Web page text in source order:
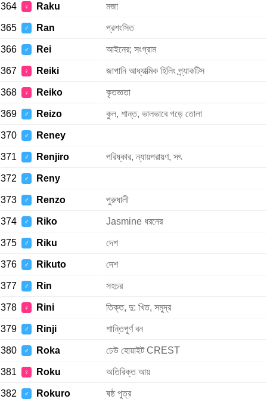
364 ♀ Raku মজা
365 ♂ Ran প্রশংসিত
366 ♂ Rei আইনের; সংগ্রাম
367 ♀ Reiki জাপানি আধ্যাত্মিক হিলিং প্র্যাকটিস
368 ♀ Reiko কৃতজ্ঞতা
369 ♂ Reizo কুল, শান্ত, ভালভাবে গড়ে তোলা
370 ♂ Reney
371 ♂ Renjiro পরিষ্কার, ন্যায়পরায়ণ, সৎ
372 ♂ Reny
373 ♂ Renzo পুরুষালী
374 ♂ Riko Jasmine ধরনের
375 ♂ Riku দেশ
376 ♂ Rikuto দেশ
377 ♂ Rin সহচর
378 ♀ Rini তিক্ত, দু: খিত, সমুদ্র
379 ♂ Rinji শান্তিপূর্ণ বন
380 ♂ Roka ঢেউ হোয়াইট CREST
381 ♀ Roku অতিরিক্ত আয়
382 ♂ Rokuro ষষ্ঠ পুত্র